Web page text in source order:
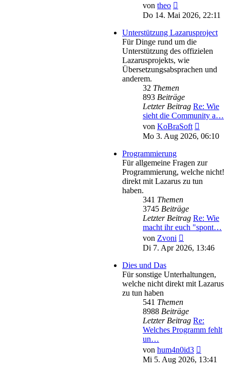
von theo
Beitrag
Do 14. Mai 2026, 22:11
Unterstützung Lazarusproject
Für Dinge rund um die
Unterstützung des offizielen
Lazarusprojekts, wie
Übersetzungsabsprachen und
anderem.
32 Themen
893 Beiträge
Letzter Beitrag Re: Wie
sieht die Community a…
von KoBraSoft
Beitrag
Mo 3. Aug 2026, 06:10
Programmierung
Für allgemeine Fragen zur
Programmierung, welche nicht!
direkt mit Lazarus zu tun
haben.
341 Themen
3745 Beiträge
Letzter Beitrag Re: Wie
macht ihr euch "spont…
von Zvoni
Beitrag
Di 7. Apr 2026, 13:46
Dies und Das
Für sonstige Unterhaltungen,
welche nicht direkt mit Lazarus
zu tun haben
541 Themen
8988 Beiträge
Letzter Beitrag Re:
Welches Programm fehlt
un…
von hum4n0id3
Beitrag
Mi 5. Aug 2026, 13:41